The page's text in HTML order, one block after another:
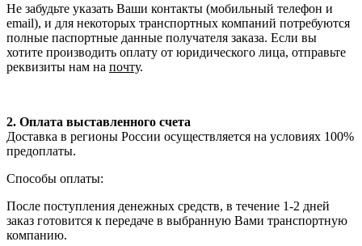
Не забудьте указать Ваши контакты (мобильный телефон и
email), и для некоторых транспортных компаний потребуются
полные паспортные данные получателя заказа. Если вы
хотите производить оплату от юридического лица, отправьте
реквизиты нам на почту.
2. Оплата выставленного счета
Доставка в регионы России осуществляется на условиях 100%
предоплаты.
Способы оплаты:
После поступления денежных средств, в течение 1-2 дней
заказ готовится к передаче в выбранную Вами транспортную
компанию.